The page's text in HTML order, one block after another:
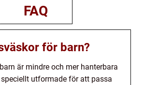
FAQ
för barn?
är mindre och mer hanterbara
utformade för att passa